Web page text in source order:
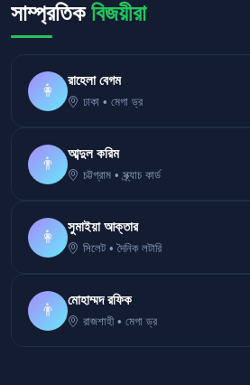
সাম্প্রতিকবিজয়ীরা
👩
রাহেলা বেগম
ঢাকা • মেগা ড্র
👨
আব্দুল করিম
চট্টগ্রাম • স্ক্র্যাচ কার্ড
👩
সুমাইয়া আক্তার
সিলেট • দৈনিক লটারি
👨
মোহাম্মদ রফিক
রাজশাহী • মেগা ড্র